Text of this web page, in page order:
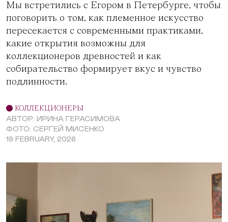
КОЛЛЕКЦИОНЕРЫ
АВТОР: ИРИНА ГЕРАСИМОВА
ФОТО: СЕРГЕЙ МИСЕНКО
19 FEBRUARY, 2026
Мы встретились с Егором в Петербурге, чтобы
поговорить о том, как племенное искусство
пересекается с современными практиками,
какие открытия возможны для
коллекционеров древностей и как
собирательство формирует вкус и чувство
подлинности.